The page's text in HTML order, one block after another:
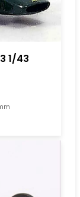
1/43